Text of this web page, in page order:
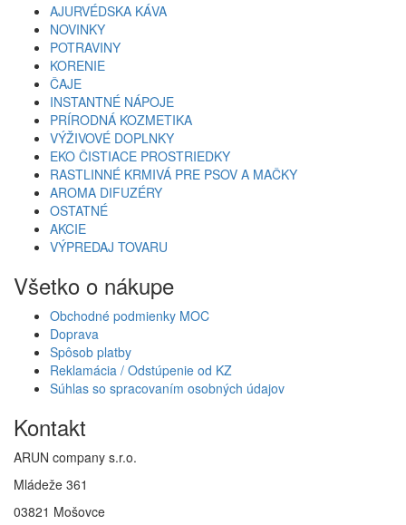
AJURVÉDSKA KÁVA
NOVINKY
POTRAVINY
KORENIE
ČAJE
INSTANTNÉ NÁPOJE
PRÍRODNÁ KOZMETIKA
VÝŽIVOVÉ DOPLNKY
EKO ČISTIACE PROSTRIEDKY
RASTLINNÉ KRMIVÁ PRE PSOV A MAČKY
AROMA DIFUZÉRY
OSTATNÉ
AKCIE
VÝPREDAJ TOVARU
Všetko o nákupe
Obchodné podmienky MOC
Doprava
Spôsob platby
Reklamácia / Odstúpenie od KZ
Súhlas so spracovaním osobných údajov
Kontakt
ARUN company s.r.o.
Mládeže 361
03821 Mošovce